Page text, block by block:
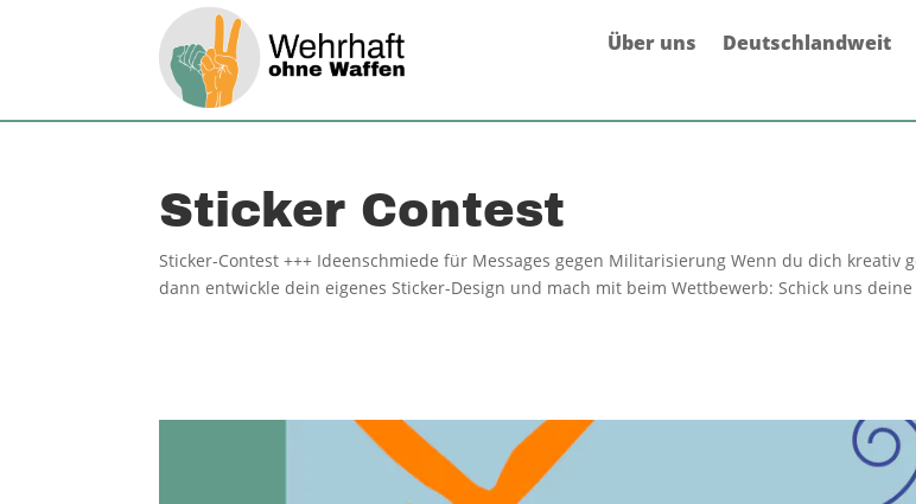
Über uns Deutschlandweit
Sticker Contest
Sticker-Contest +++ Ideenschmiede für Messages gegen Militarisierung Wenn du dich
dann entwickle dein eigenes Sticker-Design und mach mit beim Wettbewerb: Schick uns